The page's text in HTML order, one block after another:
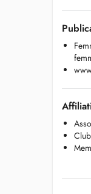
--
valide
--
--
--
--
Motifs
--
--